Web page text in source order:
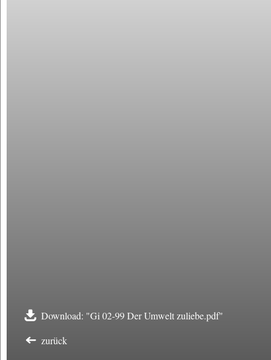
Download: "Gi 02-99 Der Umwelt zuliebe.pdf"
zurück